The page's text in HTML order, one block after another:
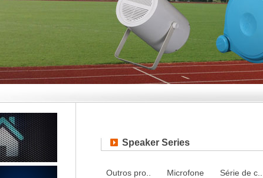
Speaker Series
Outros pro.. Microfone Série de c..